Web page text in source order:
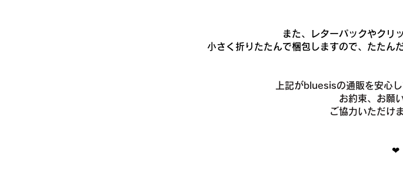
また、レターパックやクリ
小さく折りたたんで梱包しますので、たたん
上記がbluesisの通販を安心
お約束、お願
ご協力いただけ
❤︎